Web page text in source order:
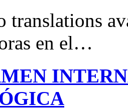
translations
en el…